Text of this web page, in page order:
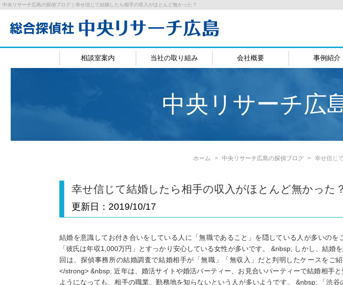
中央リサーチ広島の探偵ブログ｜幸せ信じて結婚したら相手の収入がほとんど無かった？
相談室案内 当社の取り組み 会社概要 事例紹介
中央リサーチ広
ホーム 中央リサーチ広島の探偵ブログ 幸せ信じ
幸せ信じて結婚したら相手の収入がほとんど無かった？
更新日： 2019/10/17
結婚を意識してお付き合いをしている人に「無職であること」を隠している人が多いの
「彼氏は年収1,000万円」とすっかり安心している女性が多いです。 &nbsp; しかし、結
回は、探偵事務所の結婚調査で結婚相手が「無職」「無収入」だと判明したケースをご
</strong> &nbsp; 近年は、婚活サイトや婚活パーティー、お見合いパーティーで結婚相手
ようになっても、相手の職業、勤務地を知らないという人が多いようです。 &nbsp; 「渋